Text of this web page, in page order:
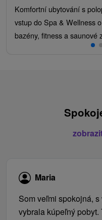
Komfortní ubytování s
vstup do Spa & Wellness
bazény, fitness a saunové
Maria
Som veľmi spokojná,
vybrala kúpeľný pobyt.